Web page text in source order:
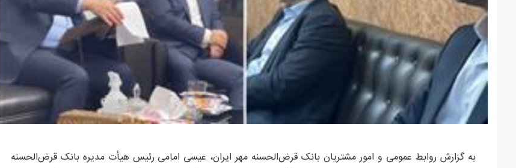
به گزارش روابط عمومی و امور مشتریان بانک قرض‌الحسنه مهر ایران، عیسی امامی رئیس هیأت مدیره بانک قرض‌الحسنه